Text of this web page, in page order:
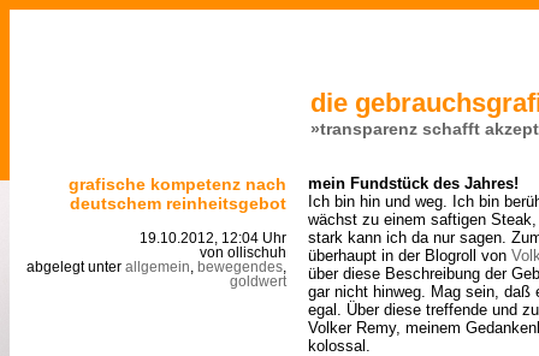
die
»transparenz schafft
grafische kompetenz nach
deutschem reinheitsgebot
19.10.2012, 12:04 Uhr
von ollischuh
abgelegt unter allgemein bewegendes
goldwert
mein Fundstück des Jahres!
Ich bin hin und weg. Ich bin
wächst zu einem saftigen
stark kann ich da nur sagen.
überhaupt in der Blogroll von
über diese Beschreibung der
gar nicht hinweg. Mag sein,
egal. Über diese treffende und
Volker Remy, meinem
kolossal.